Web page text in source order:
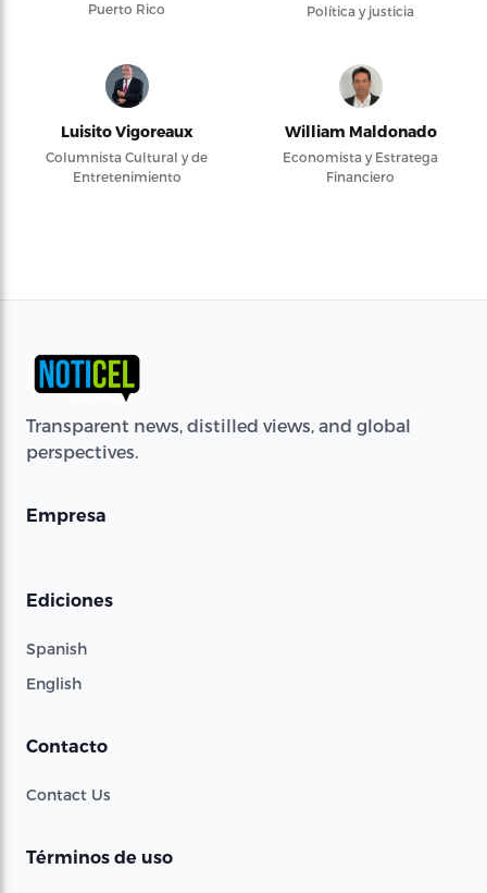
Puerto Rico
Política y justicia
Luisito Vigoreaux
Columnista Cultural y de
Entretenimiento
William Maldonado
Economista y Estratega
Financiero
Transparent news, distilled views, and global
perspectives.
Empresa
Ediciones
Spanish
English
Contacto
Contact Us
Términos de uso